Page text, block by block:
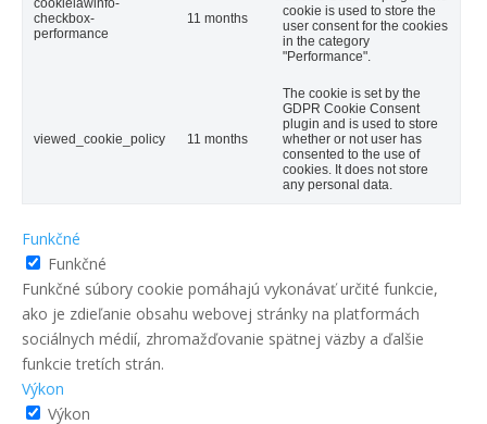
cookielawinfo-
checkbox-
performance
11 months
cookie is used to store the
user consent for the cookies
in the category
"Performance".
viewed_cookie_policy 11 months
The cookie is set by the
GDPR Cookie Consent
plugin and is used to store
whether or not user has
consented to the use of
cookies. It does not store
any personal data.
Funkčné
Funkčné
Funkčné súbory cookie pomáhajú vykonávať určité funkcie,
ako je zdieľanie obsahu webovej stránky na platformách
sociálnych médií, zhromažďovanie spätnej väzby a ďalšie
funkcie tretích strán.
Výkon
Výkon